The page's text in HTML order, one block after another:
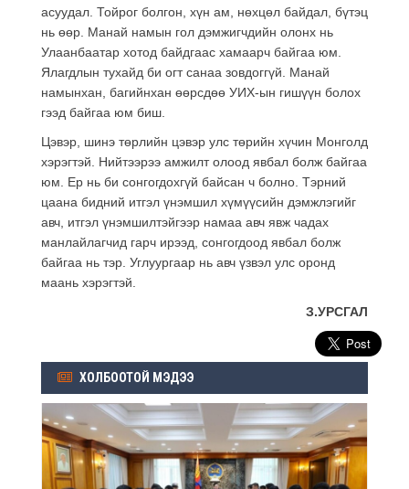
асуудал. Тойрог болгон, хүн ам, нөхцөл байдал, бүтэц
нь өөр. Манай намын гол дэмжигчдийн олонх нь
Улаанбаатар хотод байдгаас хамаарч байгаа юм.
Ялагдлын тухайд би огт санаа зовдоггүй. Манай
намынхан, багийнхан өөрсдөө УИХ-ын гишүүн болох
гээд байгаа юм биш.
Цэвэр, шинэ төрлийн цэвэр улс төрийн хүчин Монголд
хэрэгтэй. Нийтээрээ амжилт олоод явбал болж байгаа
юм. Ер нь би сонгогдохгүй байсан ч болно. Тэрний
цаана бидний итгэл үнэмшил хүмүүсийн дэмжлэгийг
авч, итгэл үнэмшилтэйгээр намаа авч явж чадах
манлайлагчид гарч ирээд, сонгогдоод явбал болж
байгаа нь тэр. Углуургаар нь авч үзвэл улс оронд
маань хэрэгтэй.
З.УРСГАЛ
ХОЛБООТОЙ МЭДЭЭ